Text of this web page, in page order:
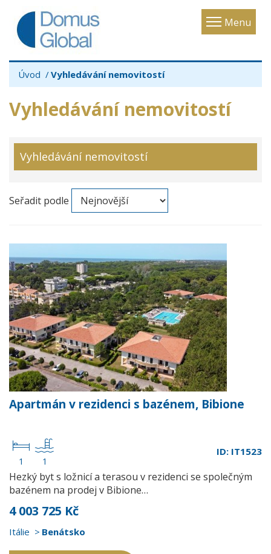
Menu
Toggle
Úvod Vyhledávání nemovitostí
Vyhledávání nemovitostí
Vyhledávání nemovitostí
Seřadit podle
Apartmán v rezidenci s bazénem, Bibione
1 1
ID: IT1523
Hezký byt s ložnicí a terasou v rezidenci se společným
bazénem na prodej v Bibione…
4 003 725 Kč
Itálie Benátsko